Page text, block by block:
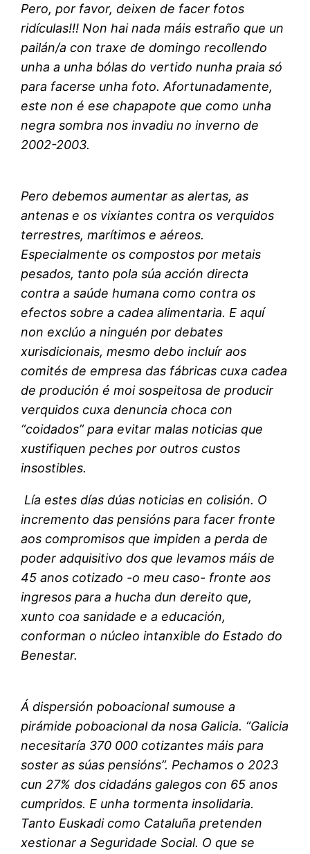
Pero, por favor, deixen de facer fotos
ridículas!!! Non hai nada máis estraño que un
pailán/a con traxe de domingo recollendo
unha a unha bólas do vertido nunha praia só
para facerse unha foto. Afortunadamente,
este non é ese chapapote que como unha
negra sombra nos invadiu no inverno de
2002-2003.
Pero debemos aumentar as alertas, as
antenas e os vixiantes contra os verquidos
terrestres, marítimos e aéreos.
Especialmente os compostos por metais
pesados, tanto pola súa acción directa
contra a saúde humana como contra os
efectos sobre a cadea alimentaria. E aquí
non exclúo a ninguén por debates
xurisdicionais, mesmo debo incluír aos
comités de empresa das fábricas cuxa cadea
de produción é moi sospeitosa de producir
verquidos cuxa denuncia choca con
“coidados” para evitar malas noticias que
xustifiquen peches por outros custos
insostibles.
Lía estes días dúas noticias en colisión. O
incremento das pensións para facer fronte
aos compromisos que impiden a perda de
poder adquisitivo dos que levamos máis de
45 anos cotizado -o meu caso- fronte aos
ingresos para a hucha dun dereito que,
xunto coa sanidade e a educación,
conforman o núcleo intanxible do Estado do
Benestar.
Á dispersión poboacional sumouse a
pirámide poboacional da nosa Galicia. “Galicia
necesitaría 370 000 cotizantes máis para
soster as súas pensións”. Pechamos o 2023
cun 27% dos cidadáns galegos con 65 anos
cumpridos. E unha tormenta insolidaria.
Tanto Euskadi como Cataluña pretenden
xestionar a Seguridade Social. O que se